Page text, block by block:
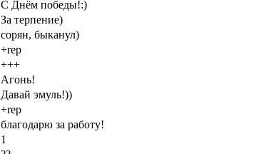
С Днём победы!:)
За терпение)
сорян, быканул)
+rep
+++
Агонь!
Давай эмуль!))
+rep
благодарю за работу!
1